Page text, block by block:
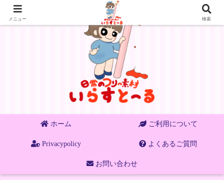
ホーム ご利用について
Privacypolicy よくあるご質問
お問い合わせ
メニュー 検索